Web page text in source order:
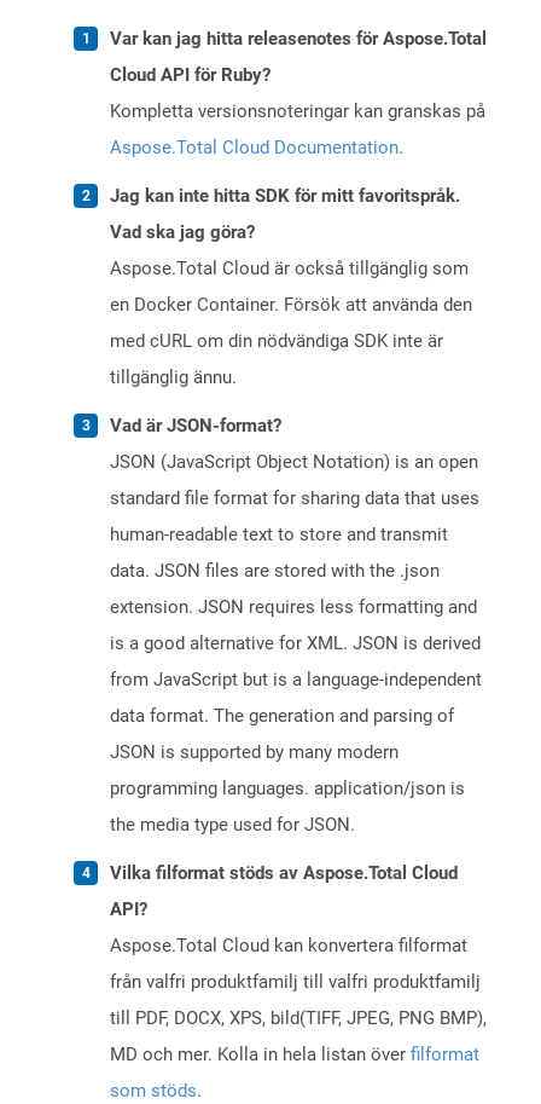
Var kan jag hitta releasenotes för Aspose.Total
Cloud API för Ruby?
Kompletta versionsnoteringar kan granskas på
Aspose.Total Cloud Documentation.
Jag kan inte hitta SDK för mitt favoritspråk.
Vad ska jag göra?
Aspose.Total Cloud är också tillgänglig som
en Docker Container. Försök att använda den
med cURL om din nödvändiga SDK inte är
tillgänglig ännu.
Vad är JSON-format?
JSON (JavaScript Object Notation) is an open
standard file format for sharing data that uses
human-readable text to store and transmit
data. JSON files are stored with the .json
extension. JSON requires less formatting and
is a good alternative for XML. JSON is derived
from JavaScript but is a language-independent
data format. The generation and parsing of
JSON is supported by many modern
programming languages. application/json is
the media type used for JSON.
Vilka filformat stöds av Aspose.Total Cloud
API?
Aspose.Total Cloud kan konvertera filformat
från valfri produktfamilj till valfri produktfamilj
till PDF, DOCX, XPS, bild(TIFF, JPEG, PNG BMP),
MD och mer. Kolla in hela listan över filformat
som stöds.